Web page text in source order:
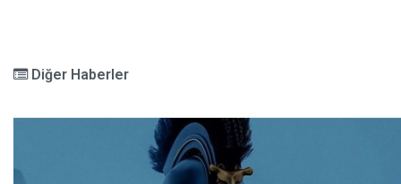
Diğer Haberler